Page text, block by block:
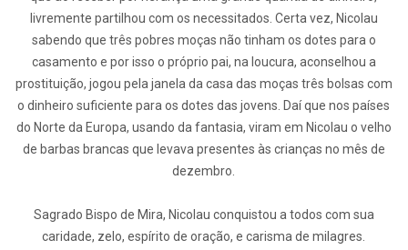
livremente partilhou com os necessitados. Certa vez, Nicolau
sabendo que três pobres moças não tinham os dotes para o
casamento e por isso o próprio pai, na loucura, aconselhou a
prostituição, jogou pela janela da casa das moças três bolsas com
o dinheiro suficiente para os dotes das jovens. Daí que nos países
do Norte da Europa, usando da fantasia, viram em Nicolau o velho
de barbas brancas que levava presentes às crianças no mês de
dezembro.
Sagrado Bispo de Mira, Nicolau conquistou a todos com sua
caridade, zelo, espírito de oração, e carisma de milagres.